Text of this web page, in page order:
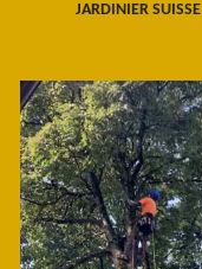
JARDINIER SUISSE